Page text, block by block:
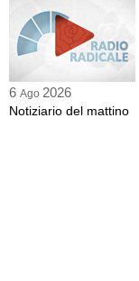
6 Ago 2026
Notiziario del mattino